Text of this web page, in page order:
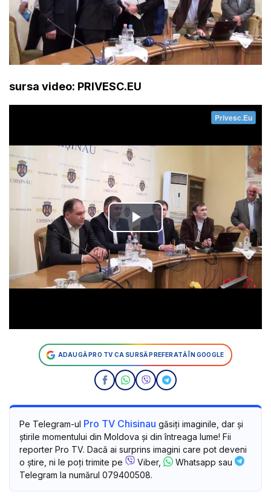
sursa video: PRIVESC.EU
ADAUGĂ PRO TV CA SURSĂ PREFERATĂ ÎN GOOGLE
Pe Telegram-ul Pro TV Chisinau găsiți imaginile, dar și
știrile momentului din Moldova și din întreaga lume! Fii
reporter Pro TV. Dacă ai surprins imagini care pot deveni
o știre, ni le poți trimite pe
Viber,
Whatsapp sau
Telegram la numărul 079400508.